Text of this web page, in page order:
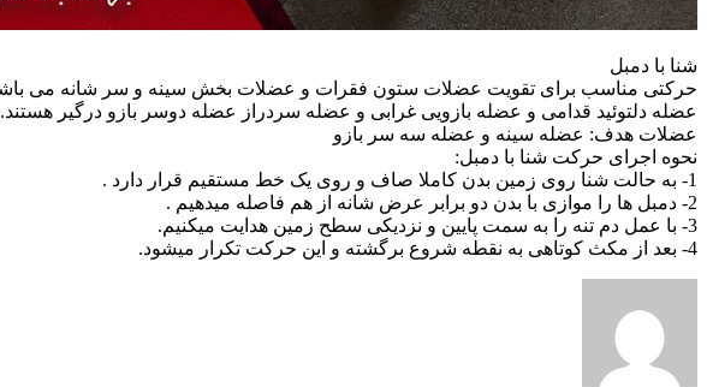
شنا با دمبل
حرکتی مناسب برای تقویت عضلات ستون فقرات و عضلات بخش سینه و سر شانه می
عضله دلتوئید قدامی و عضله بازویی غرابی و عضله سردراز عضله دوسر بازو درگیر هستند.
عضلات هدف: عضله سینه و عضله سه سر بازو
نحوه اجرای حرکت شنا با دمبل:
1- به حالت شنا روی زمین بدن کاملا صاف و روی یک خط مستقیم قرار دارد .
2- دمبل ها را موازی با بدن دو برابر عرض شانه از هم فاصله میدهیم .
3- با عمل دم تنه را به سمت پایین و نزدیکی سطح زمین هدایت میکنیم.
4- بعد از مکث کوتاهی به نقطه شروع برگشته و این حرکت تکرار میشود.